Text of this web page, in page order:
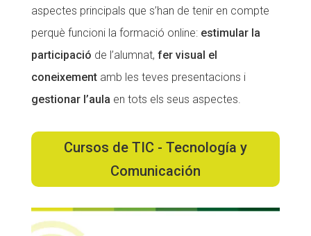
aspectes principals que s’han de tenir en compte
perquè funcioni la formació online: estimular la
participació de l’alumnat, fer visual el
coneixementamb les teves presentacions i
gestionar l’aula en tots els seus aspectes.
Cursos de TIC - Tecnología y
Comunicación